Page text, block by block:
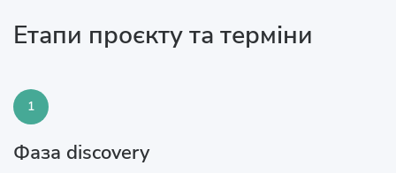
Етапи проєкту та терміни
1
Фаза discovery